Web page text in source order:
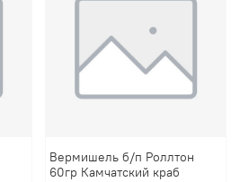
Вермишель б/п Роллтон
60гр Камчатский краб